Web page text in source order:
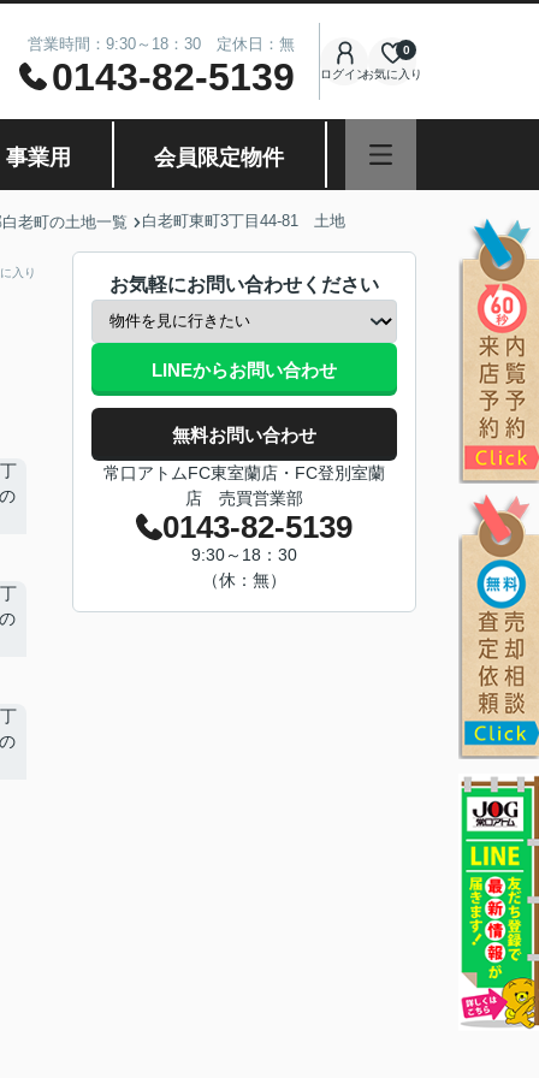
営業時間：9:30～18：30 定休日：無
0143-82-5139 ログインお気に入り
0
業用 会員限定物件
老町の土地一覧 白老町東町3丁目44-81 土地
入り
お気軽にお問い合わせください
LINEからお問い合わせ
無料お問い合わせ
常口アトムFC東室蘭店・FC登別室蘭
店 売買営業部
0143-82-5139
9:30～18：30
（休：無）